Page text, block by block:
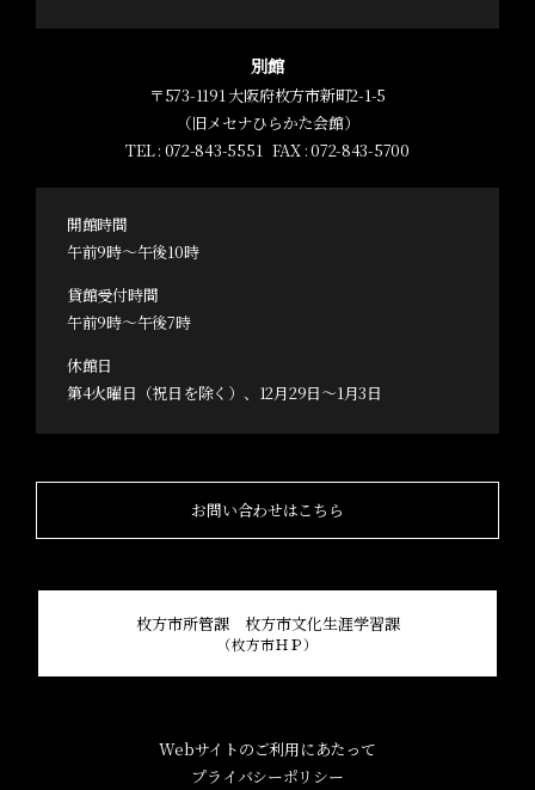
別館
〒573-1191 大阪府枚方市新町2-1-5
（旧メセナひらかた会館）
TEL : 072-843-5551FAX : 072-843-5700
開館時間
午前9時～午後10時
貸館受付時間
午前9時～午後7時
休館日
第4火曜日（祝日を除く）、12月29日～1月3日
お問い合わせはこちら
枚方市所管課 枚方市文化生涯学習課
（枚方市ＨＰ）
Webサイトのご利用にあたって
プライバシーポリシー